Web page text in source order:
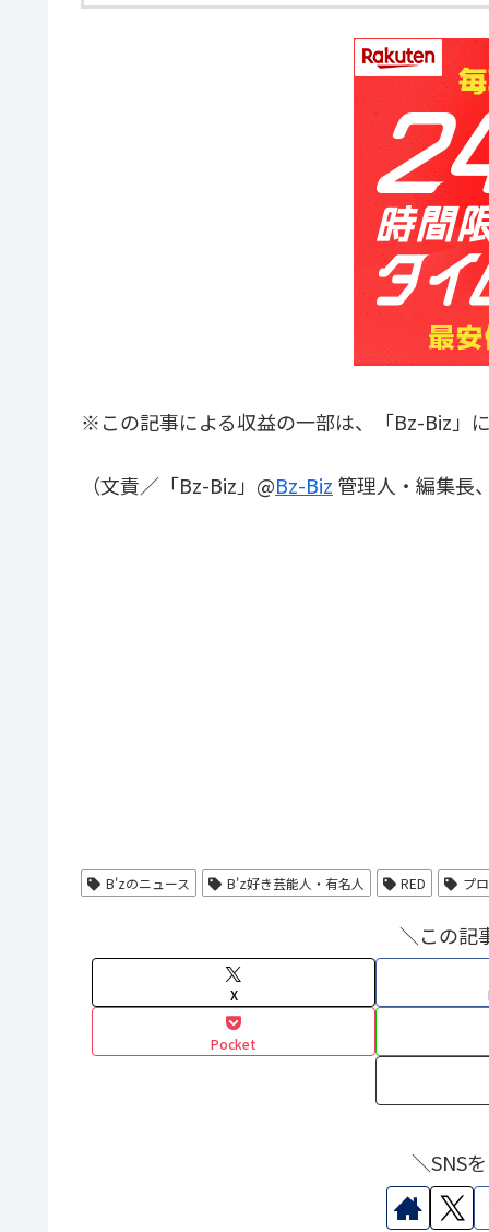
※この記事による収益の一部は、「Bz-Biz」
（文責／「Bz-Biz」@Bz-Biz 管理人・編集長
B'zのニュース B'z好き芸能人・有名人 RED プ
＼この記
X
Pocket
＼SNS